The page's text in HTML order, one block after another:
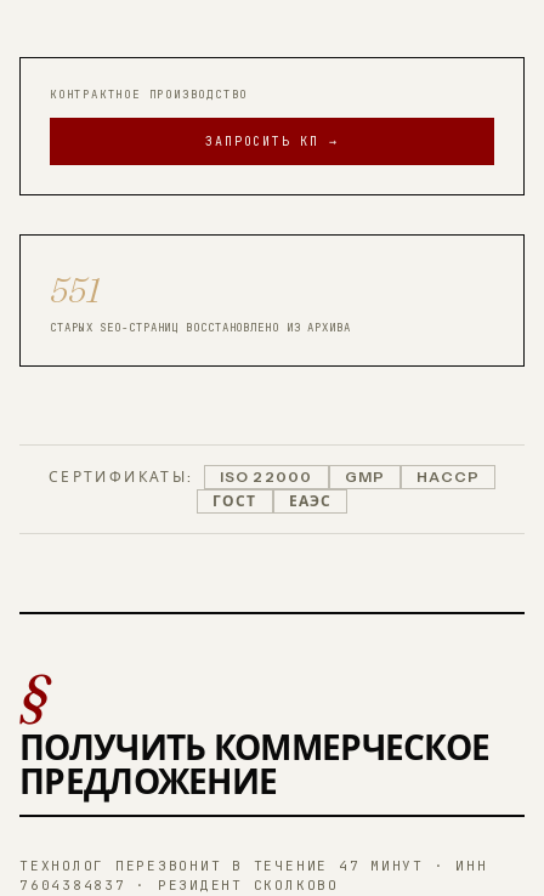
КОНТРАКТНОЕ ПРОИЗВОДСТВО
ЗАПРОСИТЬ КП →
551
СТАРЫХ SEO-СТРАНИЦ ВОССТАНОВЛЕНО ИЗ АРХИВА
СЕРТИФИКАТЫ: ISO 22000 GMP
HACCP
ГОСТ
ЕАЭС
§
ПОЛУЧИТЬ КОММЕРЧЕСКОЕ
ПРЕДЛОЖЕНИЕ
ТЕХНОЛОГ ПЕРЕЗВОНИТ В ТЕЧЕНИЕ 47 МИНУТ · ИНН
7604384837 · РЕЗИДЕНТ СКОЛКОВО